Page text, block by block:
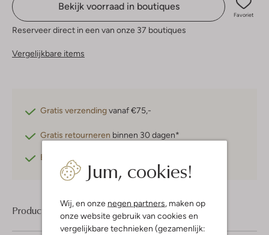
Jum, cookies!
Wij, en onze negen partners , maken op
onze website gebruik van cookies en
vergelijkbare technieken (gezamenlijk:
Bekijk voorraad in boutiques
Favoriet
Reserveer direct in een van onze 37 boutiques
Vergelijkbare items
Gratis verzendingvanaf €75,-
Gratis retourneren binnen 30 dagen*
Betaal achteraf
Product informatie